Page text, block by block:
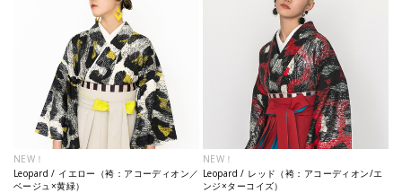
NEW！
Leopard / イエロー（袴：アコーディオン／
ベージュ×黄緑）
NEW！
Leopard / レッド（袴：アコーディオン/エ
ンジ×ターコイズ）